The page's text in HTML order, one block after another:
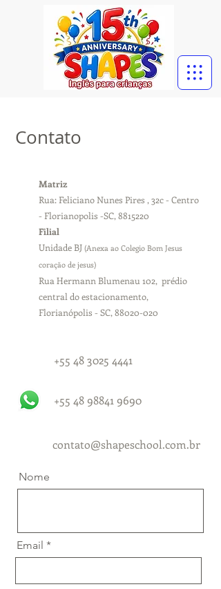
Contato
Matriz
Rua: Feliciano Nunes Pires , 32c - Centro
- Florianopolis -SC, 8815220
Filial
Unidade BJ (Anexa ao Colegio Bom Jesus
coração de jesus)
Rua Hermann Blumenau 102, prédio
central do estacionamento,
Florianópolis - SC, 88020-020
+55 48 3025 4441
+55 48 98841 9690
contato@shapeschool.com.br
Nome
Email